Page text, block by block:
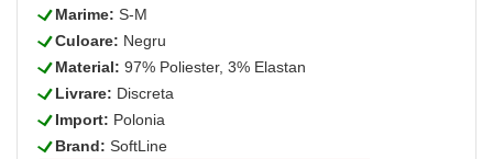
LMarime: S-M
LCuloare: Negru
LMaterial: 97% Poliester, 3% Elastan
LLivrare: Discreta
LImport: Polonia
LBrand: SoftLine